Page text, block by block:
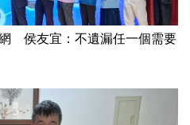
侯友宜：不遺漏任一個需要